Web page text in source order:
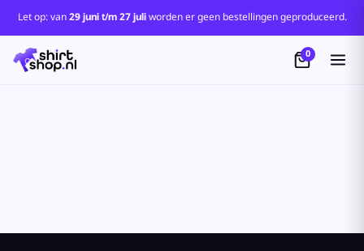
Let op: van29 juni t/m 27 juliworden er geen bestellingen geproduceerd.
0
Standaard
Price: Lowest First
Price: Highest First